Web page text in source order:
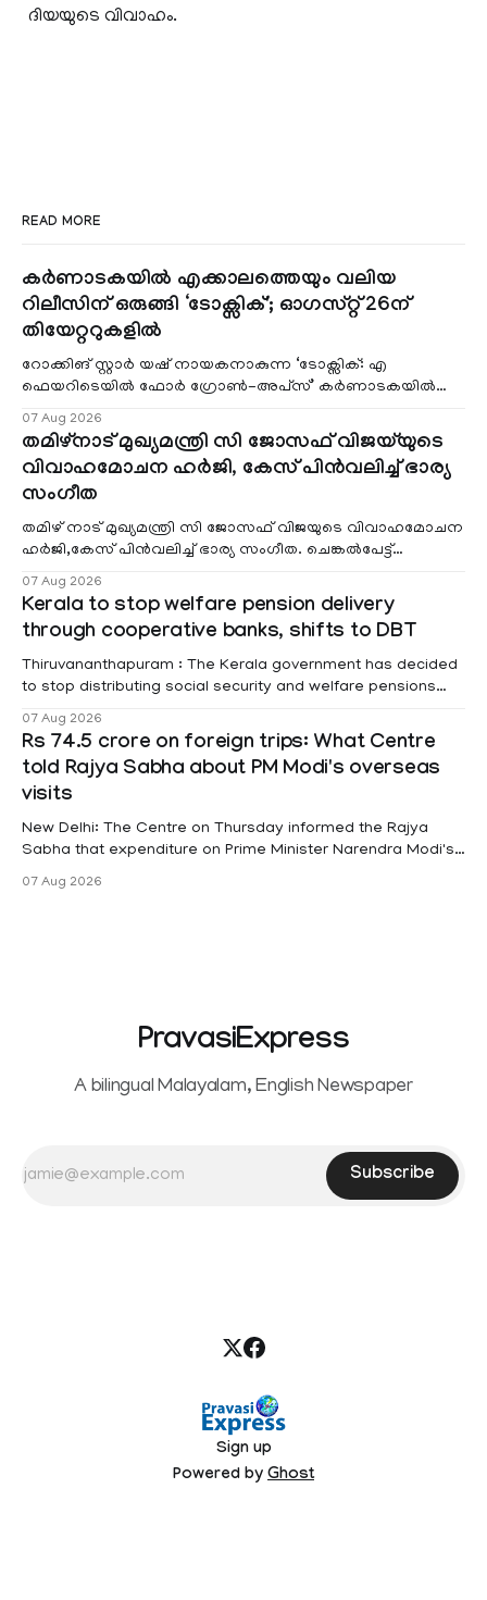
ദിയയുടെ വിവാഹം.
READ MORE
കർണാടകയിൽ എക്കാലത്തെയും വലിയ
റിലീസിന് ഒരുങ്ങി ‘ടോക്സിക്'; ഓഗസ്റ്റ് 26ന്
തിയേറ്ററുകളിൽ
റോക്കിങ് സ്റ്റാർ യഷ് നായകനാകുന്ന ‘ടോക്സിക്: എ
ഫെയറിടെയിൽ ഫോർ ഗ്രോൺ-അപ്‌സ്’ കർണാടകയിൽ
എക്കാലത്തെയും ഏറ്റവും വലിയ തിയേറ്റർ റിലീസി
07 Aug 2026
തമിഴ്നാട് മുഖ്യമന്ത്രി സി ജോസഫ് വിജയ്‌യുടെ
വിവാഹമോചന ഹർജി, കേസ് പിൻവലിച്ച് ഭാര്യ
സംഗീത
തമിഴ് നാട് മുഖ്യമന്ത്രി സി ജോസഫ് വിജയുടെ വിവാഹമോചന
ഹർജി,കേസ് പിൻവലിച്ച് ഭാര്യ സംഗീത. ചെങ്കൽപേട്ട്
കുടുംബകോടതിയിലെ കേസാണ് പിൻവലിച്ചത്
07 Aug 2026
Kerala to stop welfare pension delivery
through cooperative banks, shifts to DBT
Thiruvananthapuram : The Kerala government has decided
to stop distributing social security and welfare pensions
through cooperative banks and make Direct Benefit
Transfer (DBT) to Aadhaar-linked bank accounts
mandatory for all beneficiaries except bedridden patients.
According to a recent order issued by Additional Chief
Secretary (LSGD) K R Jyothilal, the
07 Aug 2026
Rs 74.5 crore on foreign trips: What Centre
told Rajya Sabha about PM Modi's overseas
visits
New Delhi: The Centre on Thursday informed the Rajya
Sabha that expenditure on Prime Minister Narendra Modi's
foreign visits has crossed ₹74.5 crore in 2026 so far. The
information was provided by Minister of State for External
07 Aug 2026
PravasiExpress
A bilingual Malayalam, English Newspaper
Subscribe
Sign up
Powered by Ghost